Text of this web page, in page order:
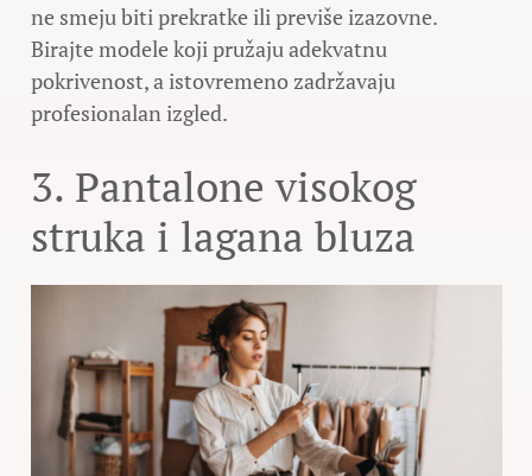
ne smeju biti prekratke ili previše izazovne.
Birajte modele koji pružaju adekvatnu
pokrivenost, a istovremeno zadržavaju
profesionalan izgled.
3. Pantalone visokog
struka i lagana bluza